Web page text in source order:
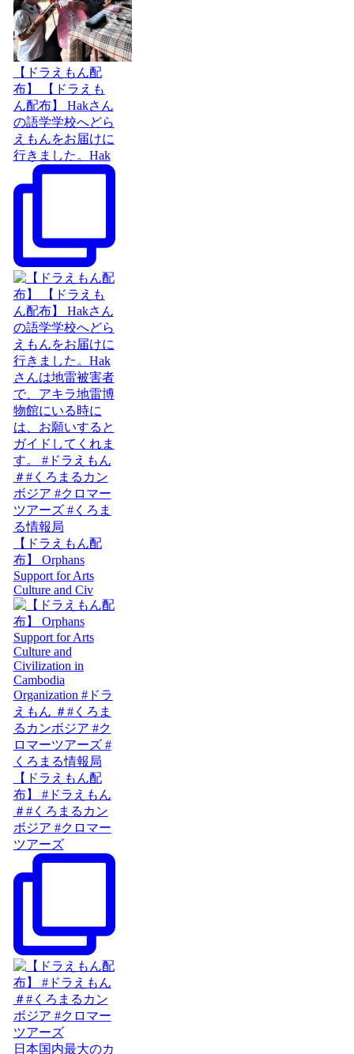
【ドラえもん配
布】 【ドラえも
ん配布】 Hakさん
の語学学校へどら
えもんをお届けに
行きました。Hak
【ドラえもん配
布】 Orphans
Support for Arts
Culture and Civ
【ドラえもん配
布】 #ドラえもん
＃#くろまるカン
ボジア #クロマー
ツアーズ
日本国内最大のカ